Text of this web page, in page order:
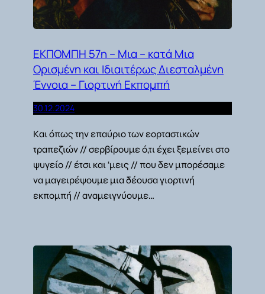
ΕΚΠΟΜΠΗ 57η – Μια – κατά Μια
Ορισμένη και Ιδιαιτέρως Διεσταλμένη
Έννοια – Γιορτινή Εκπομπή
30.12.2024
Και όπως την επαύριο των εορταστικών
τραπεζιών // σερβίρουμε ό,τι έχει ξεμείνει στο
ψυγείο // έτσι και ‘μεις // που δεν μπορέσαμε
να μαγειρέψουμε μια δέουσα γιορτινή
εκπομπή // αναμειγνύουμε…